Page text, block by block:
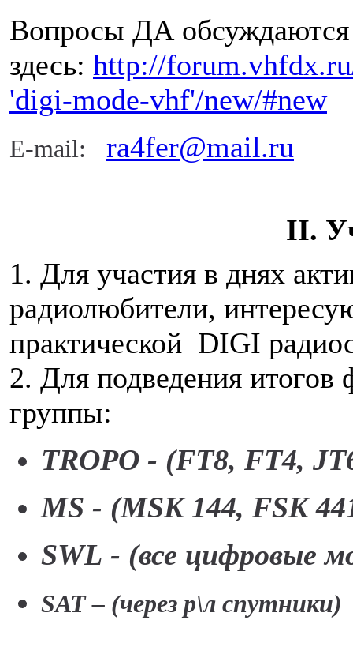
Вопросы ДА обсуждаются
здесь: http://
'digi-mode-vhf'/new/#new
E-mail: ra4fer@mail.ru
II.
1. Для участия в днях
радиолюбители,
практической DIGI
2. Для подведения
группы:
TROPO - (FT8, FT4,
MS - (MSK 144, FSK
SWL - (все цифровые
SAT– (через р\л спутники)